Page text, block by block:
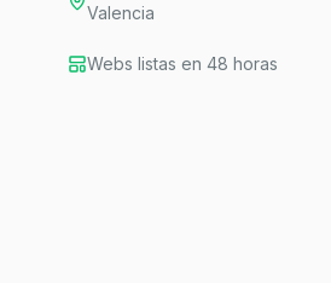
Valencia
Webs listas en 48 horas